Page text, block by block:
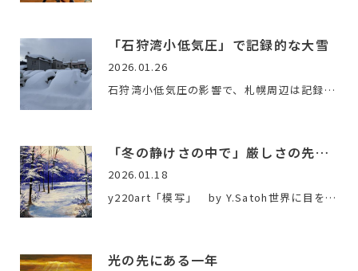
「石狩湾小低気圧」で記録的な大雪
2026.01.26
石狩湾小低気圧の影響で、札幌周辺は記録的な大雪となりました…
「冬の静けさの中で」厳しさの先にあるもの？
2026.01.18
y220art「模写」 by Y.Satoh世界に目を向けると、先行きの見え…
光の先にある一年